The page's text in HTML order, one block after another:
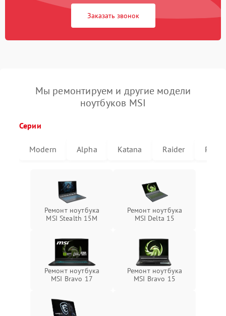
Заказать звонок
Мы ремонтируем и другие модели
ноутбуков MSI
Серии
Modern Alpha Katana Raider Pulse
Ремонт ноутбука
MSI Stealth 15M
Ремонт ноутбука
MSI Delta 15
Ремонт ноутбука
MSI Bravo 17
Ремонт ноутбука
MSI Bravo 15